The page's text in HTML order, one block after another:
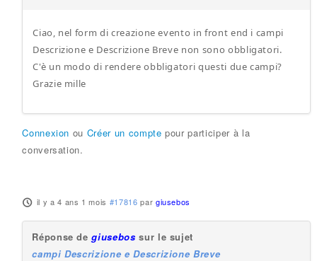
Ciao, nel form di creazione evento in front end i campi
Descrizione e Descrizione Breve non sono obbligatori.
C'è un modo di rendere obbligatori questi due campi?
Grazie mille
Connexion ou Créer un compte pour participer à la
conversation.
il y a 4 ans 1 mois #17816 par giusebos
Réponse degiusebos sur le sujet
campi Descrizione e Descrizione Breve